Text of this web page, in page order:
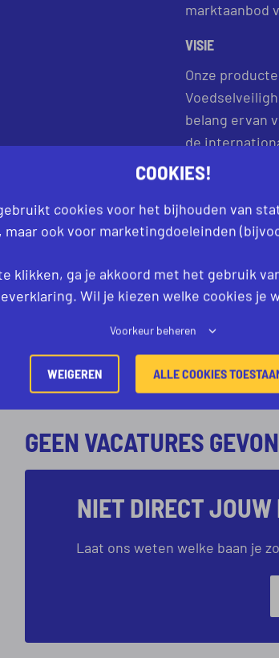
marktaanbod
VISIE
Onze
belang ervan
de
serieus en
De
het bewijs.
GEEN VACATURES
NIET DIRECT JOUW
Laat ons weten welke baan je
COOKIES!
cookies voor het bijhouden van
maar ook voor marketingdoeleinden
klikken, ga je akkoord met het gebruik
Wil je kiezen welke cookies je
Voorkeur beheren
WEIGEREN ALLE COOKIES